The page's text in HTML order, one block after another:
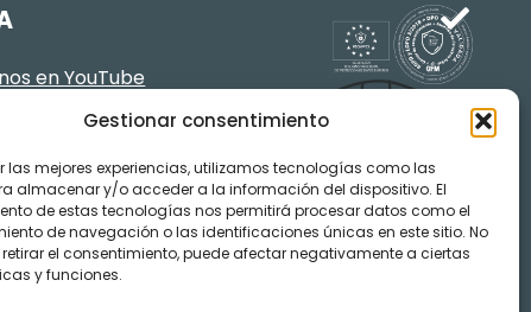
Gestionar consentimiento
las mejores experiencias, utilizamos tecnologías como las
almacenar y/o acceder a la información del dispositivo. El
de estas tecnologías nos permitirá procesar datos como el
de navegación o las identificaciones únicas en este sitio. No
el consentimiento, puede afectar negativamente a ciertas
y funciones.
en YouTube